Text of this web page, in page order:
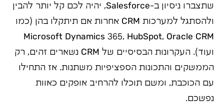
שתצברו ניסיון ב-Salesforce, יהיה לכם קל יותר להבין
ולהסתגל למערכות CRM אחרות אם תיתקלו בהן (כמו
Microsoft Dynamics 365, HubSpot, Oracle CRM
ועוד). העקרונות הבסיסיים של CRM נשארים זהים, רק
הממשקים והתכונות הספציפיות משתנות. אז התחילו
עם הכוכבת, ומשם תוכלו להרחיב אופקים כאוות
נפשכם.